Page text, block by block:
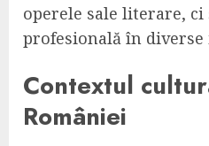
operele sale literare,
profesională în
Contextul
României